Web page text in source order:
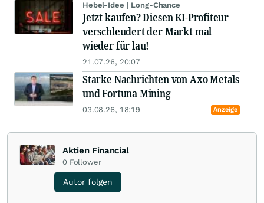
Hebel-Idee | Long-Chance
Jetzt kaufen? Diesen KI-Profiteur
verschleudert der Markt mal
wieder für lau!
21.07.26, 20:07
Starke Nachrichten von Axo Metals
und Fortuna Mining
03.08.26, 18:19 Anzeige
Aktien Financial
0 Follower
Autor folgen